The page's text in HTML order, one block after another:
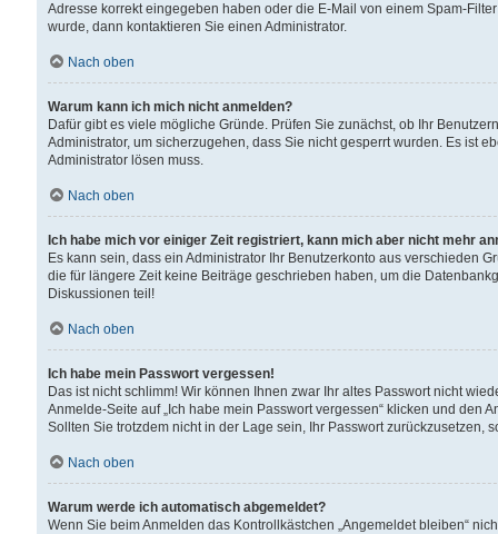
Adresse korrekt eingegeben haben oder die E-Mail von einem Spam-
wurde, dann kontaktieren Sie einen Administrator.
Nach oben
Warum kann ich mich nicht anmelden?
Dafür gibt es viele mögliche Gründe. Prüfen Sie zunächst, ob Ihr
Administrator, um sicherzugehen, dass Sie nicht gesperrt wurden. Es ist
Administrator lösen muss.
Nach oben
Ich habe mich vor einiger Zeit registriert, kann mich aber nicht mehr
Es kann sein, dass ein Administrator Ihr Benutzerkonto aus verschieden
die für längere Zeit keine Beiträge geschrieben haben, um die
Diskussionen teil!
Nach oben
Ich habe mein Passwort vergessen!
Das ist nicht schlimm! Wir können Ihnen zwar Ihr altes Passwort nicht
Anmelde-Seite auf „Ich habe mein Passwort vergessen“ klicken und
Sollten Sie trotzdem nicht in der Lage sein, Ihr Passwort zurückzusetzen,
Nach oben
Warum werde ich automatisch abgemeldet?
Wenn Sie beim Anmelden das Kontrollkästchen „Angemeldet bleiben“